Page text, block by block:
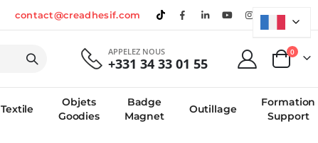
contact@creadhesif.com
APPELEZ NOUS
+331 34 33 01 55 Panier
0
Textile
Objets
Goodies
Badge
Magnet
Outillage
Formation
Support